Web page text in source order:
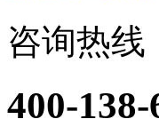
咨询热线
400-138-